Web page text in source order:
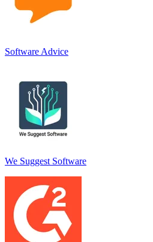
Software Advice
We Suggest Software